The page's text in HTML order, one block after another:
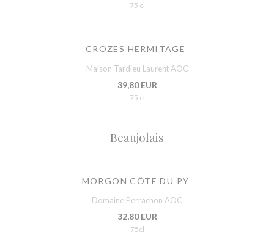
75 cl
CROZES HERMITAGE
Maison Tardieu Laurent AOC
39,80 EUR
75 cl
Beaujolais
MORGON CÔTE DU PY
Domaine Perrachon AOC
32,80 EUR
75cl